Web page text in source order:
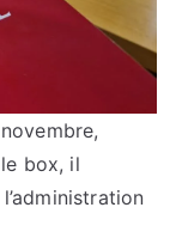
box, il